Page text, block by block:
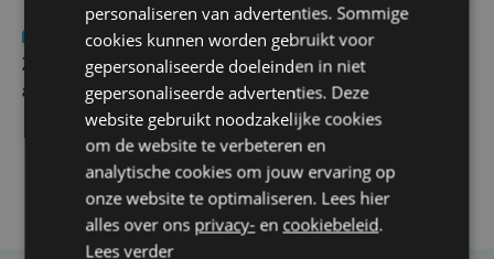
Nieuws Update
za 1 augustus | 17:21
Zwaar ongeval op E403 in Izegem: drie rijstroken
afgesloten
personaliseren van advertenties. Sommige
cookies kunnen worden gebruikt voor
gepersonaliseerde doeleinden in niet
gepersonaliseerde advertenties. Deze
website gebruikt noodzakelijke cookies
om de website te verbeteren en
analytische cookies om jouw ervaring op
onze website te optimaliseren. Lees hier
alles over ons privacy- en cookiebeleid.
Lees verder